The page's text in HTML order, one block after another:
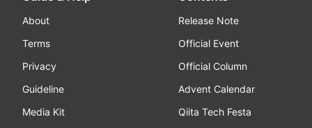
About
Terms
Privacy
Guideline
Media Kit
Release Note
Official Event
Official Column
Advent Calendar
Qiita Tech Festa